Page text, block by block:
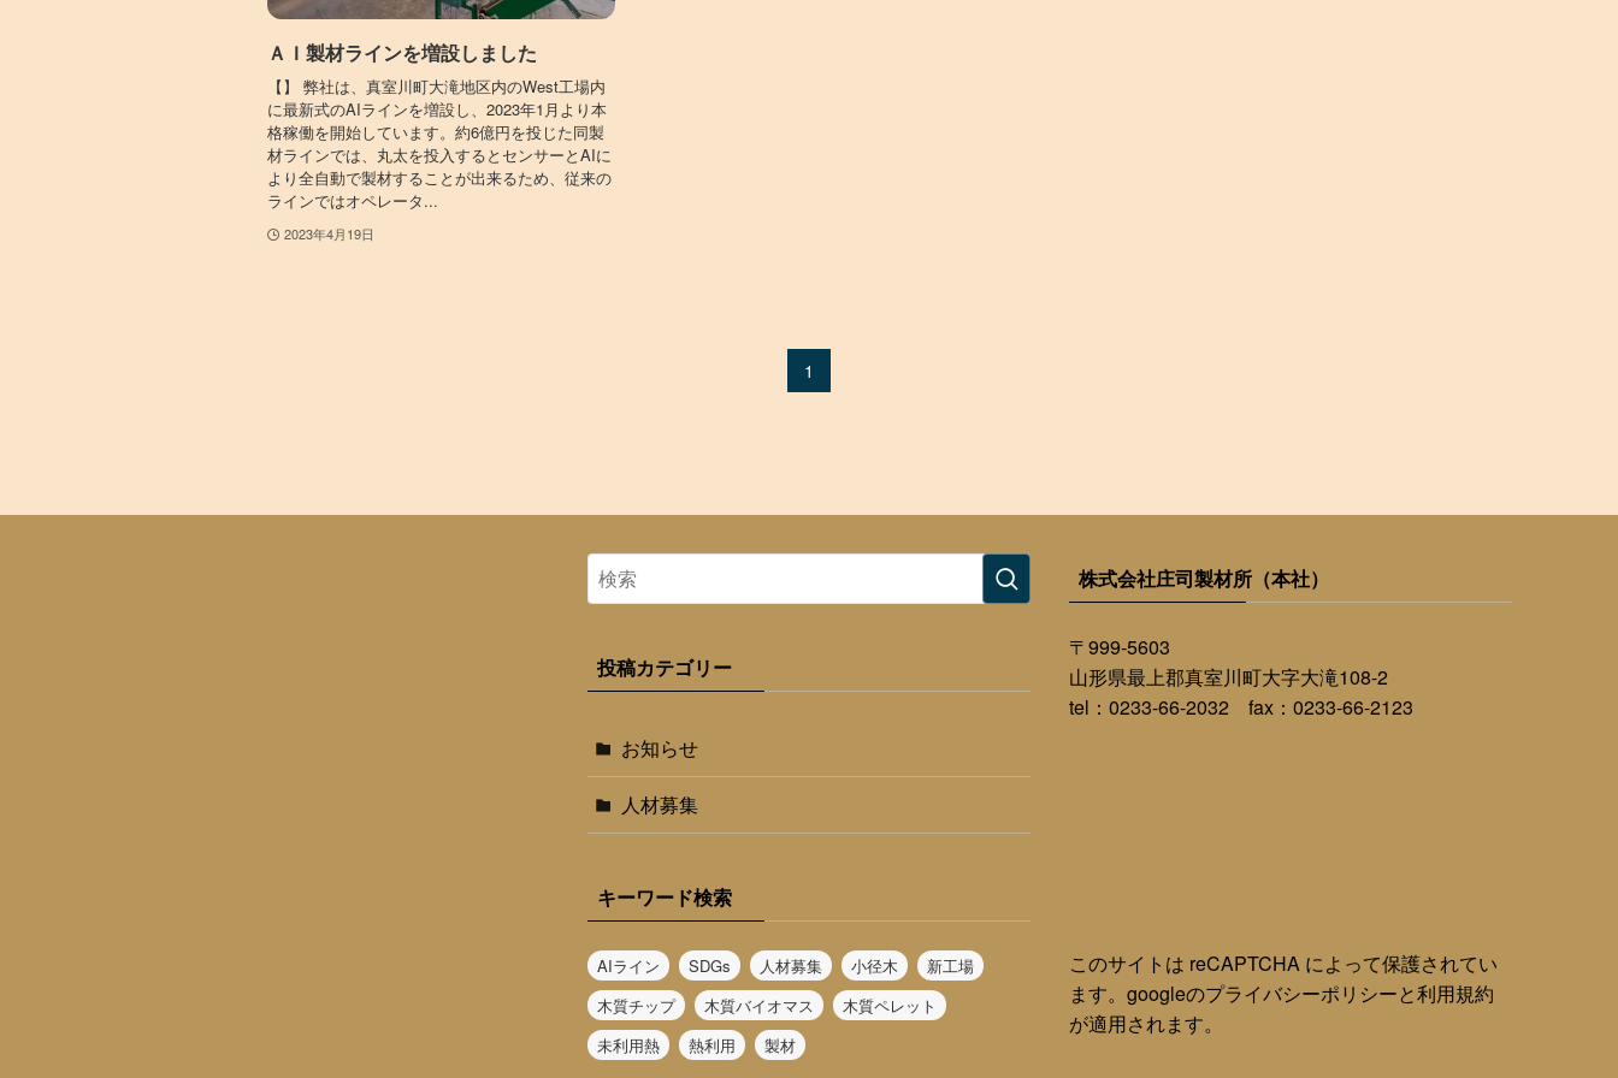
ＡＩ製材ラインを増設しました
【】 弊社は、真室川町大滝地区内のWest工場内
に最新式のAIラインを増設し、2023年1月より本
格稼働を開始しています。約6億円を投じた同製
材ラインでは、丸太を投入するとセンサーとAIに
より全自動で製材することが出来るため、従来の
ラインではオペレータ...
2023年4月19日
1
投稿カテゴリー
お知らせ
人材募集
キーワード検索
AIライン SDGs 人材募集 小径木
新工場
木質チップ
木質バイオマス
木質ペレット
未利用熱
熱利用 製材
株式会社庄司製材所（本社）
〒999-5603
山形県最上郡真室川町大字大滝108-2
tel：0233-66-2032 fax：0233-66-2123
このサイトは reCAPTCHA によって保護されてい
ます。googleのプライバシーポリシーと利用規約
が適用されます。